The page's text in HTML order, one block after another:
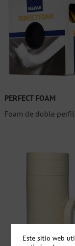
PERFECT FOAM
Foam de doble perfil
Este sitio web